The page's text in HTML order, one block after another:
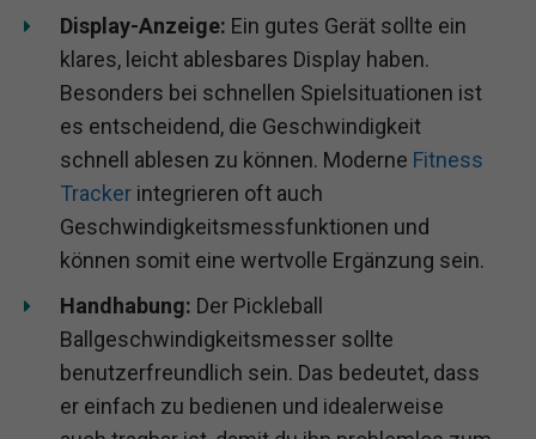
Display-Anzeige: Ein gutes Gerät sollte ein
klares, leicht ablesbares Display haben.
Besonders bei schnellen Spielsituationen ist
es entscheidend, die Geschwindigkeit
schnell ablesen zu können. Moderne Fitness
Tracker integrieren oft auch
Geschwindigkeitsmessfunktionen und
können somit eine wertvolle Ergänzung sein.
Handhabung: Der Pickleball
Ballgeschwindigkeitsmesser sollte
benutzerfreundlich sein. Das bedeutet, dass
er einfach zu bedienen und idealerweise